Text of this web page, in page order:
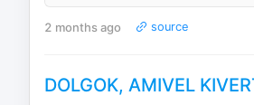
2 months ago source
DOLGOK, AMIVEL